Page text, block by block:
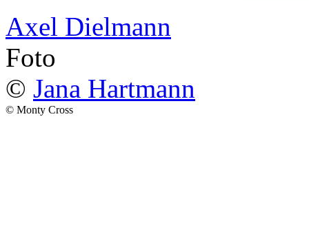
Axel Dielmann
Foto
© Jana Hartmann
© Monty Cross